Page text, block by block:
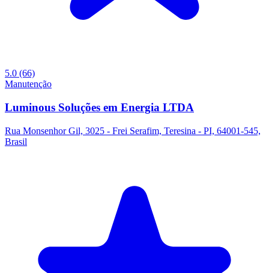
5.0 (66)
Manutenção
Luminous Soluções em Energia LTDA
Rua Monsenhor Gil, 3025 - Frei Serafim, Teresina - PI, 64001-545,
Brasil